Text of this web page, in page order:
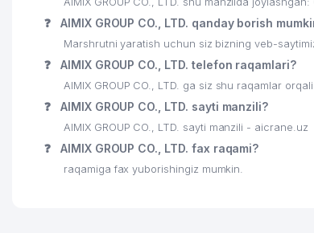
❓ AIMIX GROUP CO., LTD. qanday borish
Marshrutni yaratish uchun siz bizning veb-
❓ AIMIX GROUP CO., LTD. telefon raqamlari?
AIMIX GROUP CO., LTD. ga siz shu raqamlar
❓ AIMIX GROUP CO., LTD. sayti manzili?
AIMIX GROUP CO., LTD. sayti manzili - aicrane.uz
❓ AIMIX GROUP CO., LTD. fax raqami?
raqamiga fax yuborishingiz mumkin.